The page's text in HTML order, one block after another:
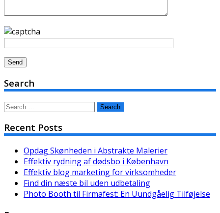
Search
Search
Recent Posts
Opdag Skønheden i Abstrakte Malerier
Effektiv rydning af dødsbo i København
Effektiv blog marketing for virksomheder
Find din næste bil uden udbetaling
Photo Booth til Firmafest: En Uundgåelig Tilføjelse